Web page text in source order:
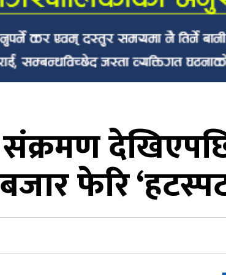
संक्रमण
फेरि